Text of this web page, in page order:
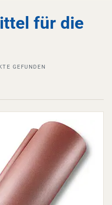
für die
GEFUNDEN